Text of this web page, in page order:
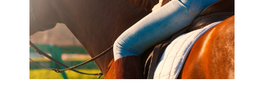
наборы
Блог